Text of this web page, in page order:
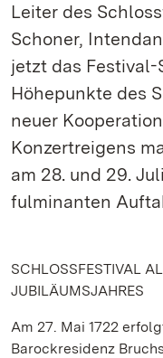
Leiter des
Schoner,
jetzt das
Höhepunkte des
neuer
Konzertreigens
am 28. und 29.
fulminanten
SCHLOSSFESTIVAL
JUBILÄUMSJAHRES
Am 27. Mai 1722
Barockresidenz